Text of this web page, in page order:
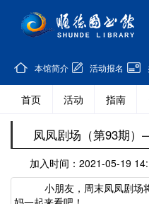
本馆简介 活动报名
首页 活动 指南
凤凤剧场（第93期
加入时间：2021-05-19
小朋友，周末凤凤剧场